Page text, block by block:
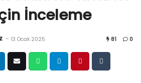
İnceleme
- 13 Ocak 2025 81 0